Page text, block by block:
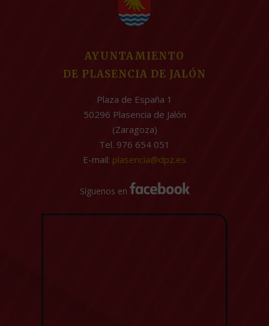
AYUNTAMIENTO
DE PLASENCIA DE JALÓN
Plaza de España 1
50296 Plasencia de Jalón
(Zaragoza)
Tel. 976 654 051
E-mail: plasencia@dpz.es
Síguenos en